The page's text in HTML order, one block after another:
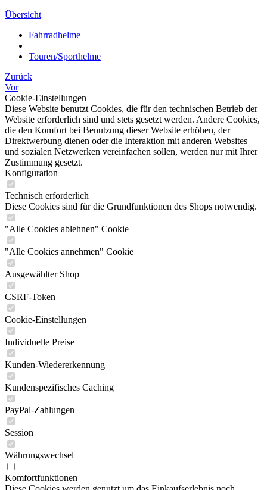
Übersicht
Fahrradhelme
Touren/Sporthelme
Zurück
Vor
Cookie-Einstellungen
Diese Website benutzt Cookies, die für den technischen Betrieb der
Website erforderlich sind und stets gesetzt werden. Andere Cookies,
die den Komfort bei Benutzung dieser Website erhöhen, der
Direktwerbung dienen oder die Interaktion mit anderen Websites
und sozialen Netzwerken vereinfachen sollen, werden nur mit Ihrer
Zustimmung gesetzt.
Konfiguration
Technisch erforderlich
Diese Cookies sind für die Grundfunktionen des Shops notwendig.
"Alle Cookies ablehnen" Cookie
"Alle Cookies annehmen" Cookie
Ausgewählter Shop
CSRF-Token
Cookie-Einstellungen
Individuelle Preise
Kunden-Wiedererkennung
Kundenspezifisches Caching
PayPal-Zahlungen
Session
Währungswechsel
Komfortfunktionen